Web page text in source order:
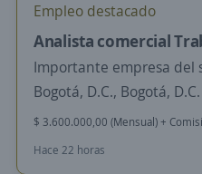
Empleo destacado
Analista comercial
Importante empresa del
Bogotá, D.C., Bogotá, D.C.
$ 3.600.000,00 (Mensual) +
Hace 22 horas